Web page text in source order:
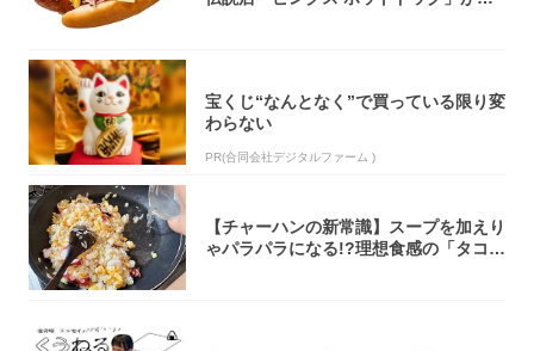
宝くじ“なんとなく”で買っている限り変
わらない
PR(合同会社デジタルファーム )
【チャーハンの新常識】スープを加えり
ゃパラパラになる!?理想食感の「タコチ